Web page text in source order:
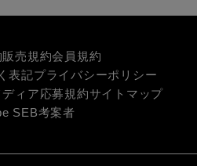
販売規約会員規約
表記プライバシーポリシー
ィア応募規約サイトマップ
SEB考案者